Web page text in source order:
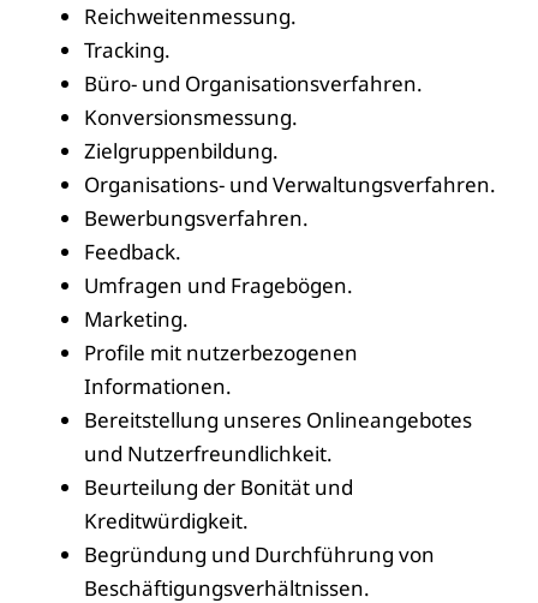
Reichweitenmessung.
Tracking.
Büro- und Organisationsverfahren.
Konversionsmessung.
Zielgruppenbildung.
Organisations- und Verwaltungsverfahren.
Bewerbungsverfahren.
Feedback.
Umfragen und Fragebögen.
Marketing.
Profile mit nutzerbezogenen
Informationen.
Bereitstellung unseres Onlineangebotes
und Nutzerfreundlichkeit.
Beurteilung der Bonität und
Kreditwürdigkeit.
Begründung und Durchführung von
Beschäftigungsverhältnissen.